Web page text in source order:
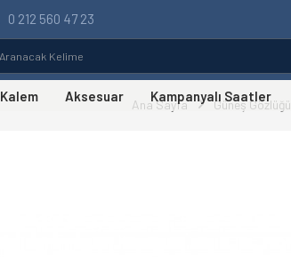
0 212 560 47 23
Kalem Aksesuar Kampanyalı Saatler
Ana Sayfa Güneş Gözlüğü